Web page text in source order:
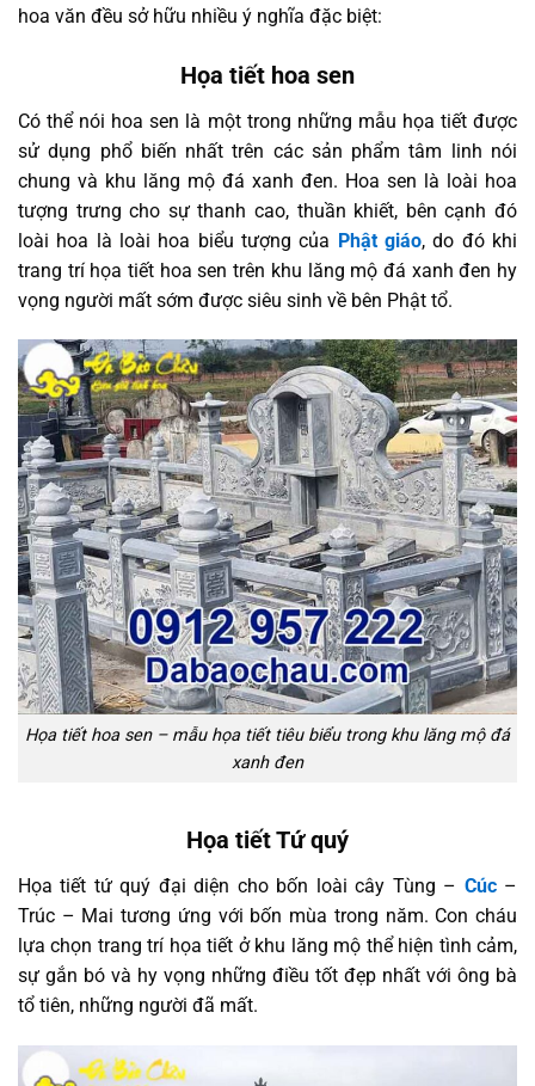
hoa văn đều sở hữu nhiều ý nghĩa đặc biệt:
Họa tiết hoa sen
Có thể nói hoa sen là một trong những mẫu họa tiết được
sử dụng phổ biến nhất trên các sản phẩm tâm linh nói
chung và khu lăng mộ đá xanh đen. Hoa sen là loài hoa
tượng trưng cho sự thanh cao, thuần khiết, bên cạnh đó
loài hoa là loài hoa biểu tượng của Phật giáo, do đó khi
trang trí họa tiết hoa sen trên khu lăng mộ đá xanh đen hy
vọng người mất sớm được siêu sinh về bên Phật tổ.
Họa tiết hoa sen – mẫu họa tiết tiêu biểu trong khu lăng mộ đá
xanh đen
Họa tiết Tứ quý
Họa tiết tứ quý đại diện cho bốn loài cây Tùng – Cúc–
Trúc – Mai tương ứng với bốn mùa trong năm. Con cháu
lựa chọn trang trí họa tiết ở khu lăng mộ thể hiện tình cảm,
sự gắn bó và hy vọng những điều tốt đẹp nhất với ông bà
tổ tiên, những người đã mất.